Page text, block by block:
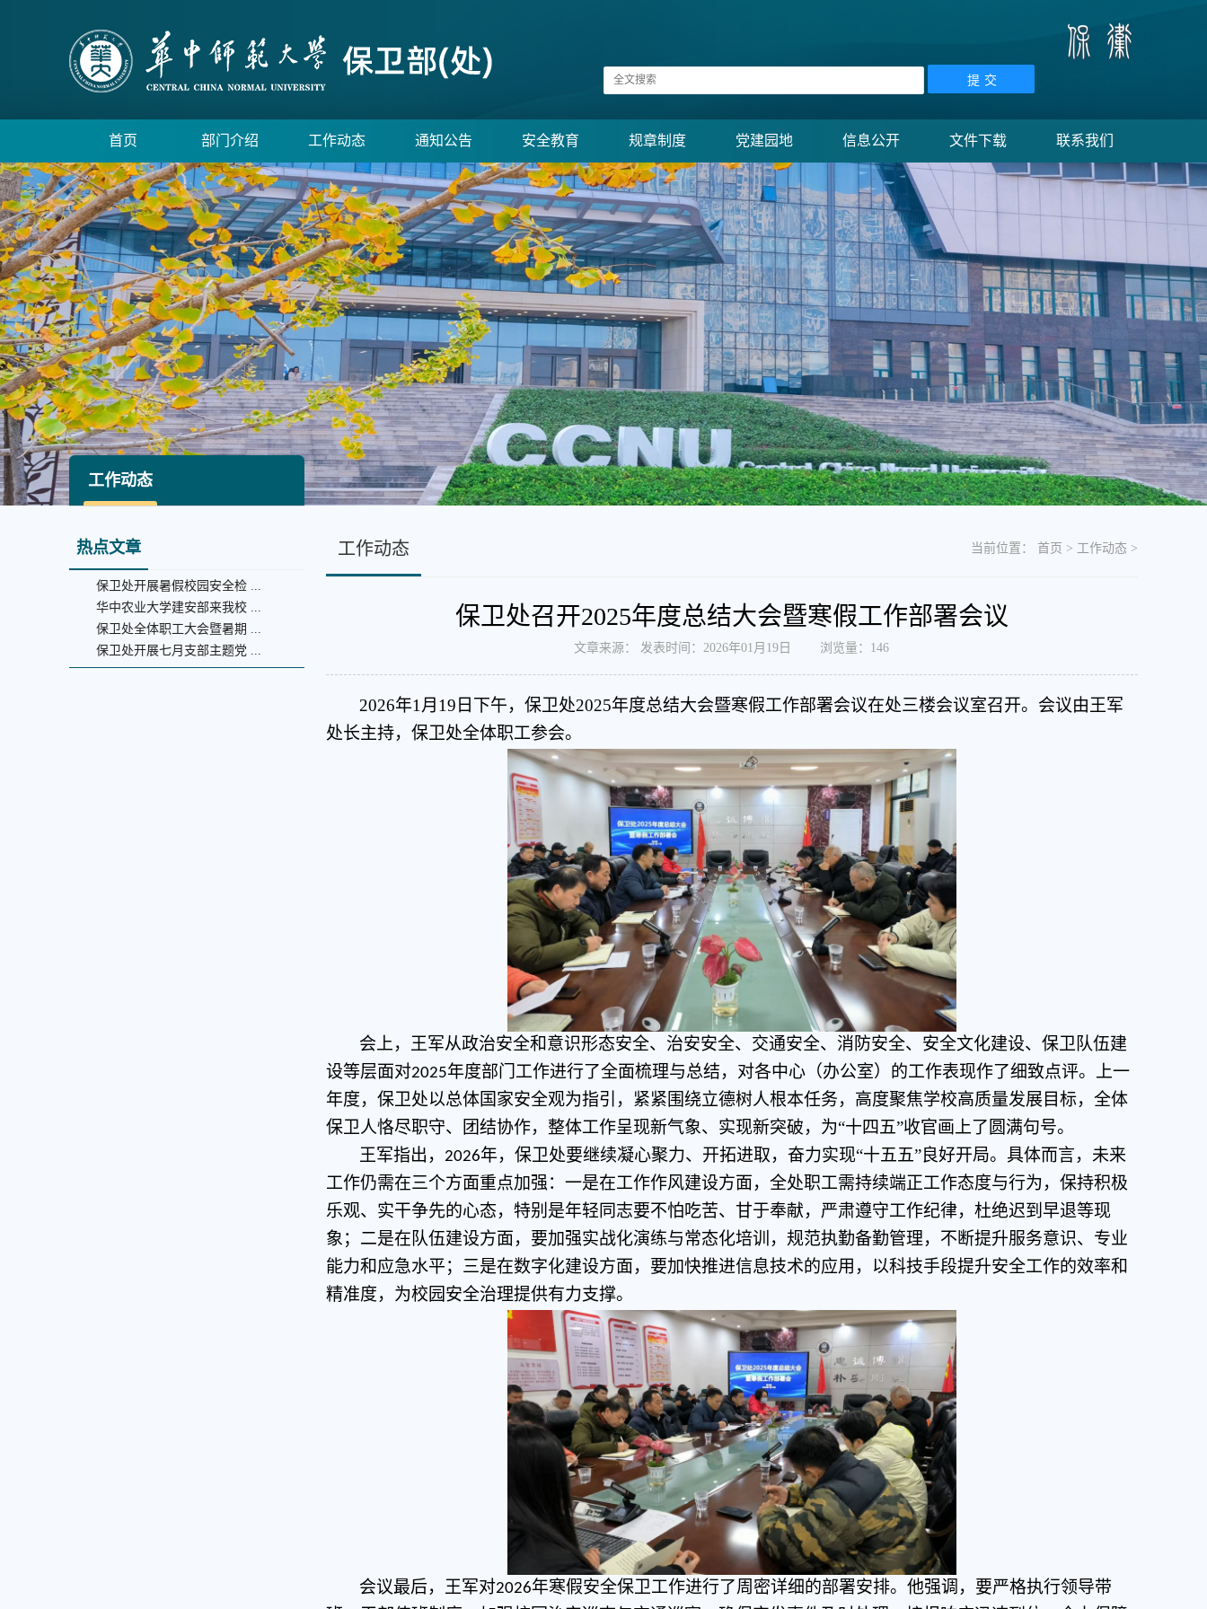
首页 部门介绍 工作动态 通知公告 安全教育 规章制度 党建园地 信息公开 文件下载 联系我们
工作动态
热点文章
保卫处开展暑假校园安全检 ...
华中农业大学建安部来我校 ...
保卫处全体职工大会暨暑期 ...
保卫处开展七月支部主题党 ...
工作动态 当前位置： 首页 > 工作动态 >
保卫处召开2025年度总结大会暨寒假工作部署会议
文章来源： 发表时间：2026年01月19日 浏览量： 146
2026年1月19日下午，保卫处2025年度总结大会暨寒假工作部署会议在处三楼会议室召开。会议由王军
处长主持，保卫处全体职工参会。
会上，王军从政治安全和意识形态安全、治安安全、交通安全、消防安全、安全文化建设、保卫队伍建
设等层面对2025年度部门工作进行了全面梳理与总结，对各中心（办公室）的工作表现作了细致点评。上一
年度，保卫处以总体国家安全观为指引，紧紧围绕立德树人根本任务，高度聚焦学校高质量发展目标，全体
保卫人恪尽职守、团结协作，整体工作呈现新气象、实现新突破，为“十四五”收官画上了圆满句号。
王军指出， 2026年，保卫处要继续凝心聚力、开拓进取，奋力实现“十五五”良好开局。具体而言，未来
工作仍需在三个方面重点加强：一是在工作作风建设方面，全处职工需持续端正工作态度与行为，保持积极
乐观、实干争先的心态，特别是年轻同志要不怕吃苦、甘于奉献，严肃遵守工作纪律，杜绝迟到早退等现
象；二是在队伍建设方面，要加强实战化演练与常态化培训，规范执勤备勤管理，不断提升服务意识、专业
能力和应急水平；三是在数字化建设方面，要加快推进信息技术的应用，以科技手段提升安全工作的效率和
精准度，为校园安全治理提供有力支撑。
会议最后，王军对2026年寒假安全保卫工作进行了周密详细的部署安排。他强调，要严格执行领导带